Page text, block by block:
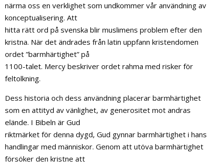
närma oss en verklighet som undkommer vår användning av
konceptualisering. Att
hitta rätt ord på svenska blir muslimens problem efter den
kristna. När det ändrades från latin uppfann kristendomen
ordet ”barmhärtighet” på
1100-talet. Mercy beskriver ordet rahma med risker för
feltolkning.
Dess historia och dess användning placerar barmhärtighet
som en attityd av vänlighet, av generositet mot andras
elände. I Bibeln är Gud
riktmärket för denna dygd, Gud gynnar barmhärtighet i hans
handlingar med människor. Genom att utöva barmhärtighet
försöker den kristne att